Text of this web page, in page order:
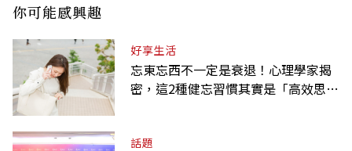
你可能感興趣
好享生活
忘東忘西不一定是衰退！心理學家揭
密，這2種健忘習慣其實是「高效思
話題